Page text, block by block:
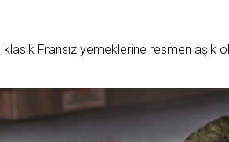
Fransız yemeklerine resmen aşık